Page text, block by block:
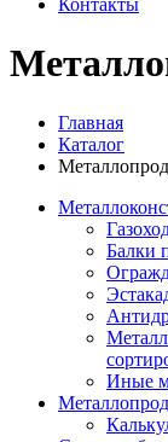
Контакты
Главная
Каталог
Балки
Иные